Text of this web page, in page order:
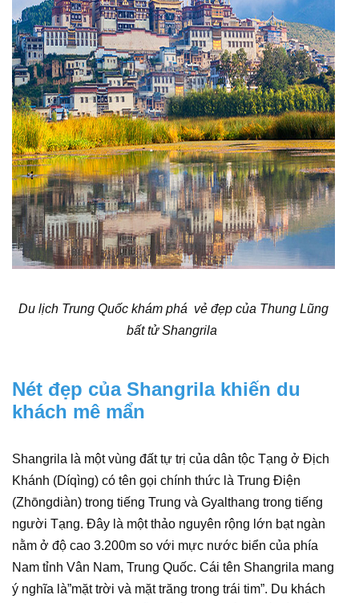
Du lịch Trung Quốc khám phá vẻ đẹp của Thung Lũng
bất tử Shangrila
Nét đẹp của Shangrila khiến du
khách mê mẩn
Shangrila là một vùng đất tự trị của dân tộc Tạng ở Địch
Khánh (Díqìng) có tên gọi chính thức là Trung Điện
(Zhōngdiàn) trong tiếng Trung và Gyalthang trong tiếng
người Tạng. Đây là một thảo nguyên rộng lớn bạt ngàn
nằm ở độ cao 3.200m so với mực nước biển của phía
Nam tỉnh Vân Nam, Trung Quốc. Cái tên Shangrila mang
ý nghĩa là”mặt trời và mặt trăng trong trái tim”. Du khách